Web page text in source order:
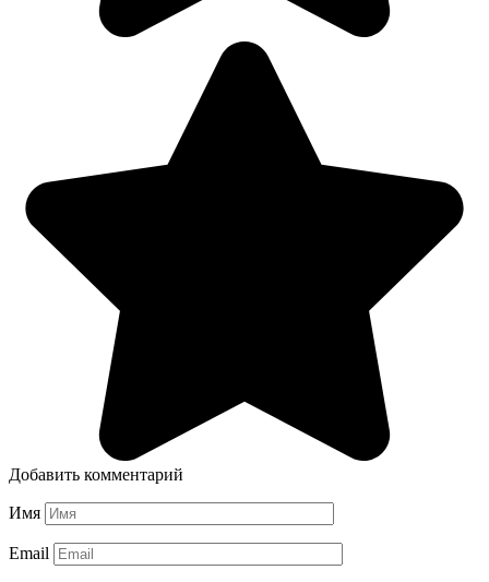
Добавить комментарий
Имя
Email